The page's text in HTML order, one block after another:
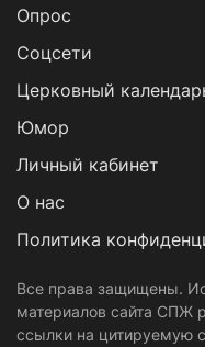
Опрос
Cоцсети
Церковный
Юмор
Личный кабинет
О нас
Политика
Все права защищены.
материалов сайта СПЖ
ссылки на цитируемую